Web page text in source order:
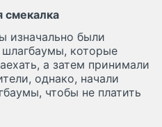
смекалка
изначально были
которые
а затем принимали
однако, начали
чтобы не платить